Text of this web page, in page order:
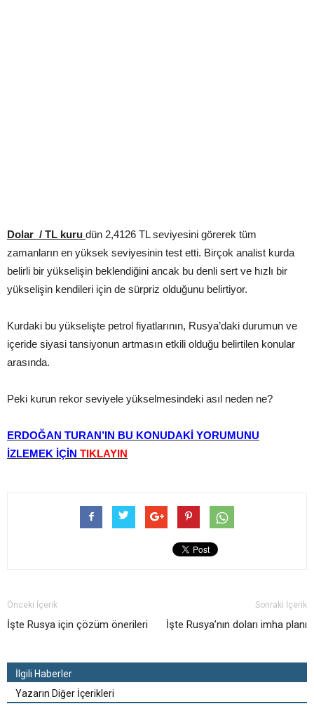
Dolar / TL kuru dün 2,4126 TL seviyesini görerek tüm
zamanların en yüksek seviyesinin test etti. Birçok analist kurda
belirli bir yükselişin beklendiğini ancak bu denli sert ve hızlı bir
yükselişin kendileri için de sürpriz olduğunu belirtiyor.
Kurdaki bu yükselişte petrol fiyatlarının, Rusya’daki durumun ve
içeride siyasi tansiyonun artmasın etkili olduğu belirtilen konular
arasında.
Peki kurun rekor seviyele yükselmesindeki asıl neden ne?
ERDOĞAN TURAN’IN BU KONUDAKİ YORUMUNU
İZLEMEK İÇİN TIKLAYIN
Önceki İçerik
İşte Rusya için çözüm önerileri
Sonraki İçerik
İşte Rusya’nın doları imha planı
İlgili Haberler
Yazarın Diğer İçerikleri